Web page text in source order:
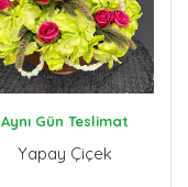
Aynı Gün Teslimat
Yapay Çiçek